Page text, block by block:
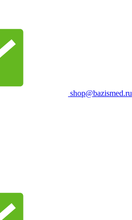
shop@bazismed.ru